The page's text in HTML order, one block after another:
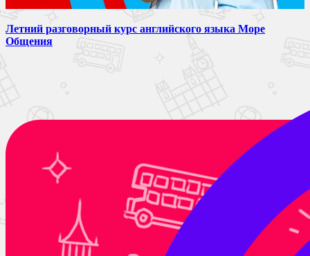
Летний разговорный курс английского языка Море
Общения